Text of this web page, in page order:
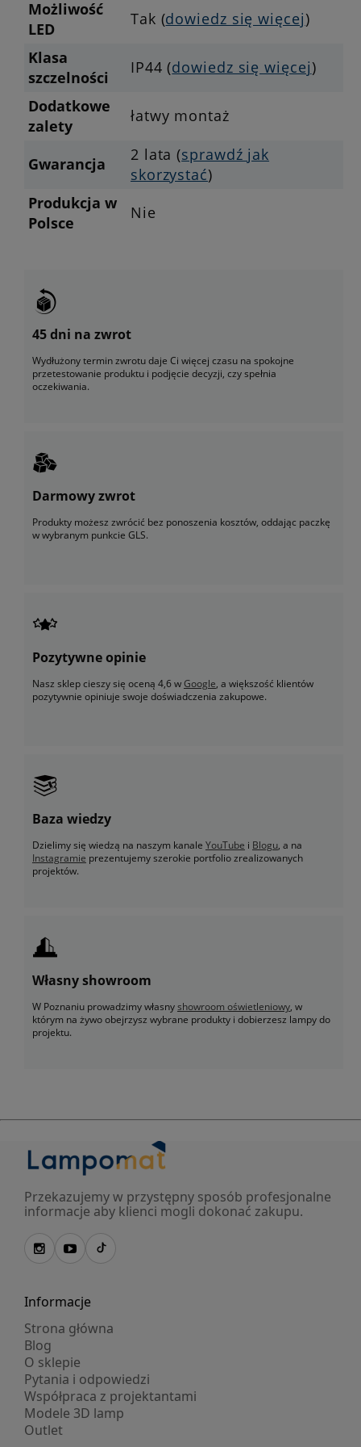
Możliwość
LED
Tak (dowiedz się więcej)
Klasa
szczelności
IP44 (dowiedz się więcej)
Dodatkowe
zalety
łatwy montaż
Gwarancja 2 lata (sprawdź jak
skorzystać)
Produkcja w
Polsce
Nie
45 dni na zwrot
Wydłużony termin zwrotu daje Ci więcej czasu na spokojne
przetestowanie produktu i podjęcie decyzji, czy spełnia
oczekiwania.
Darmowy zwrot
Produkty możesz zwrócić bez ponoszenia kosztów, oddając paczkę
w wybranym punkcie GLS.
Pozytywne opinie
Nasz sklep cieszy się oceną 4,6 wGoogle, a większość klientów
pozytywnie opiniuje swoje doświadczenia zakupowe.
Baza wiedzy
Dzielimy się wiedzą na naszym kanale YouTube i Blogu, a na
Instagramie prezentujemy szerokie portfolio zrealizowanych
projektów.
Własny showroom
W Poznaniu prowadzimy własnyshowroom oświetleniowy, w
którym na żywo obejrzysz wybrane produkty i dobierzesz lampy do
projektu.
Przekazujemy w przystępny sposób profesjonalne
informacje aby klienci mogli dokonać zakupu.
Informacje
Strona główna
Blog
O sklepie
Pytania i odpowiedzi
Współpraca z projektantami
Modele 3D lamp
Outlet